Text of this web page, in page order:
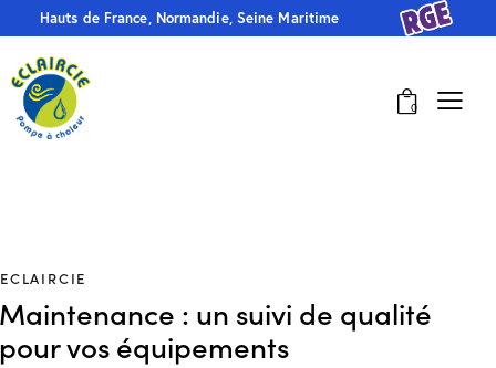
Hauts de France, Normandie, Seine Maritime
0
ECLAIRCIE
Maintenance : un suivi de qualité
pour vos équipements